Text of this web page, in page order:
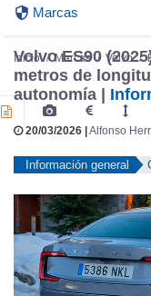
Marcas
Inicio Marcas Volvo
Volvo ES90
metros de
autonomía |
20/03/2026 | Alfonso
Información general